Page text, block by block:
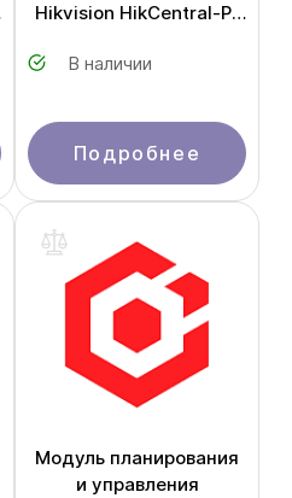
Hikvision HikCentral-P-
В наличии
Подробнее
Модуль планирования
и управления